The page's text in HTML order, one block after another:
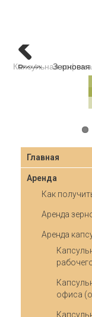
Previous
Главная
Аренда
Как
Аренда
Аренда
офиса